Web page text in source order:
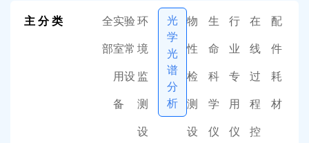
主 分 类 全
部
实验
室常
用设
备
环
境
监
测
设
光
学
光
谱
分
析
物
性
检
测
设
生
命
科
学
仪
行
业
专
用
仪
在
线
过
程
控
配
件
耗
材